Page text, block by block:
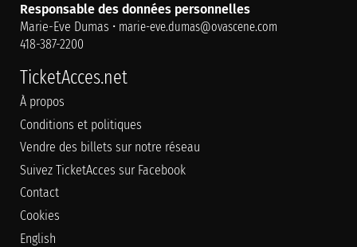
Responsable des données personnelles
Marie-Eve Dumas • marie-eve.dumas@ovascene.com
418-387-2200
TicketAcces.net
À propos
Conditions et politiques
Vendre des billets sur notre réseau
Suivez TicketAcces sur Facebook
Contact
Cookies
English